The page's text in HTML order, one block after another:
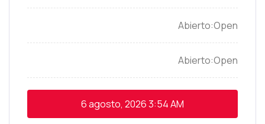
Open
Open
6 agosto, 20263:54 AM